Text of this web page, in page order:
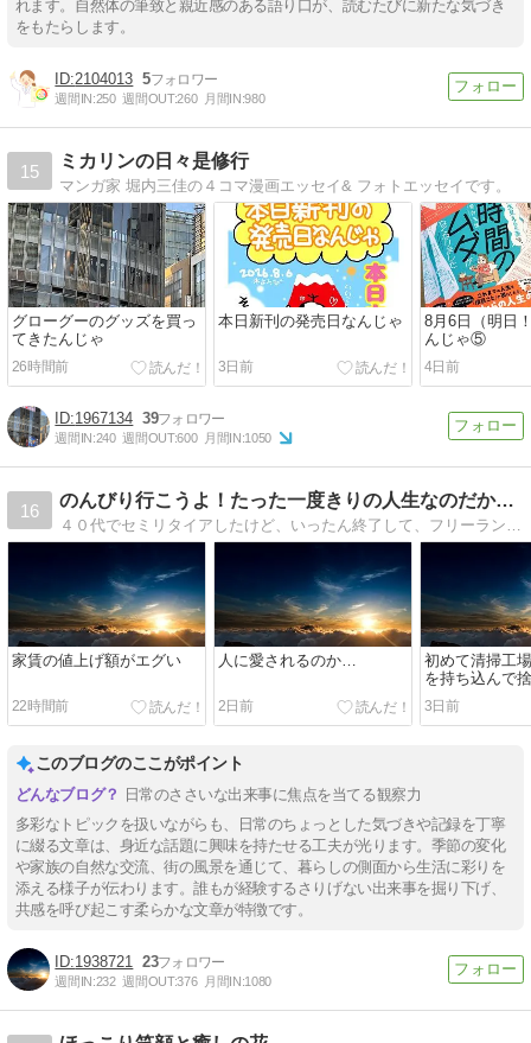
れます。自然体の筆致と親近感のある語り口が、読むたびに新たな気づき
をもたらします。
2104013 5
週間IN:250 週間OUT:260 月間IN:980
15
ミカリンの日々是修行
マンガ家 堀内三佳の４コマ漫画エッセイ& フォトエッセイです。
グローグーのグッズを買っ
てきたんじゃ
26時間前
本日新刊の発売日なんじゃ
3日前
8月6日（明日
んじゃ⑤
4日前
1967134 39
週間IN:240 週間OUT:600 月間IN:1050
16
のんびり行こうよ！たった一度きりの人生なのだから、後悔しな…
家賃の値上げ額がエグい
22時間前
人に愛されるのか…
2日前
初めて清掃工
を持ち込んで
3日前
このブログのここがポイント
日常のささいな出来事に焦点を当てる観察力
多彩なトピックを扱いながらも、日常のちょっとした気づきや記録を丁寧
に綴る文章は、身近な話題に興味を持たせる工夫が光ります。季節の変化
や家族の自然な交流、街の風景を通じて、暮らしの側面から生活に彩りを
添える様子が伝わります。誰もが経験するさりげない出来事を掘り下げ、
共感を呼び起こす柔らかな文章が特徴です。
1938721 23
週間IN:232 週間OUT:376 月間IN:1080